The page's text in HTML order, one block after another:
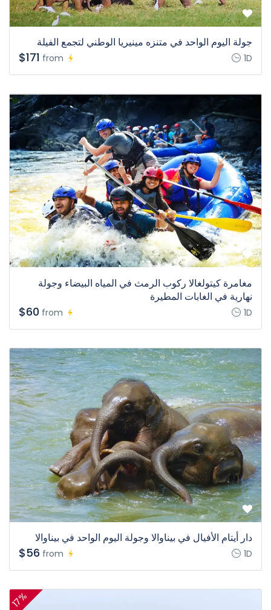
جولة اليوم الواحد في متنزه مينيريا الوطني لتجمع الفيلة
1D
from
$171
مغامرة كيتولغالا ركوب الرمث في المياه البيضاء وجولة
نهارية في الغابات المطيرة
1D
from
$60
دار أيتام الأفيال في بيناوالا وجولة اليوم الواحد في بيناوالا
1D
from
$56
17%